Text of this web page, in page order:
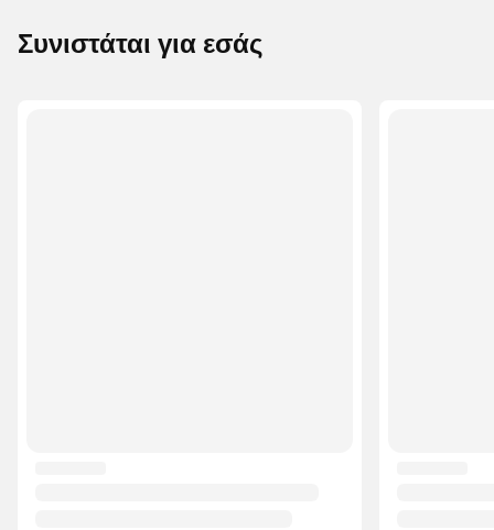
Συνιστάται για εσάς